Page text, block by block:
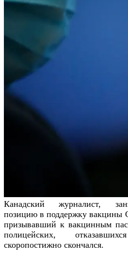
Канадский журналист,
позицию в поддержку вакцины
призывавший к вакцинным
полицейских,
скоропостижно скончался.